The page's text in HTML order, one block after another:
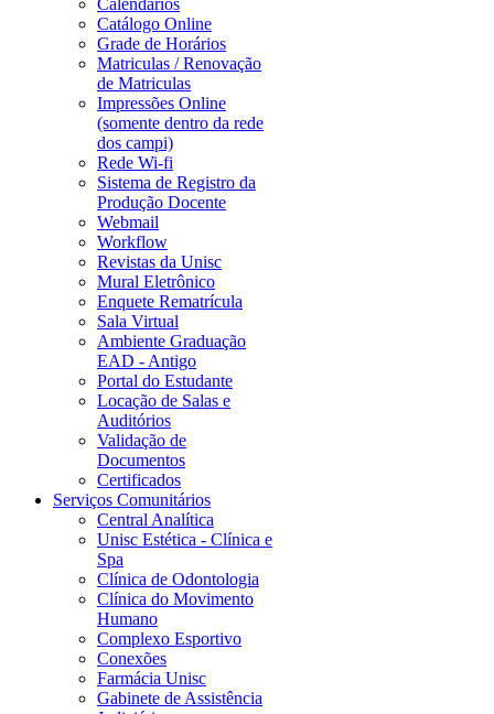
Calendários
Catálogo Online
Grade de Horários
Matriculas / Renovação
de Matriculas
Impressões Online
(somente dentro da rede
dos campi)
Rede Wi-fi
Sistema de Registro da
Produção Docente
Webmail
Workflow
Revistas da Unisc
Mural Eletrônico
Enquete Rematrícula
Sala Virtual
Ambiente Graduação
EAD - Antigo
Portal do Estudante
Locação de Salas e
Auditórios
Validação de
Documentos
Certificados
Serviços Comunitários
Central Analítica
Unisc Estética - Clínica e
Spa
Clínica de Odontologia
Clínica do Movimento
Humano
Complexo Esportivo
Conexões
Farmácia Unisc
Gabinete de Assistência